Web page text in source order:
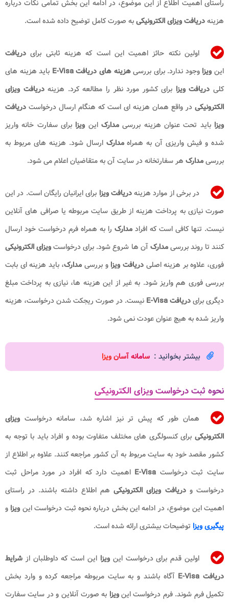
راستای اهمیت اطلاع از این موضوع، در ادامه این بخش تمامی نکات درباره
هزینهدریافت ویزای الکترونیکیبه صورت کامل توضیح داده شده است.
اولین نکته حائز اهمیت این است که هزینه ثابتی برای دریافت
این ویزا وجود ندارد. برای بررسیهزینه های دریافت E-Visa
باید هزینه های
کلی دریافت ویزا برای کشور مورد نظر را مطالعه کرد. هزینهدریافت ویزای
الکترونیکی در واقع همان هزینه ای است که هنگام ارسال درخواست دریافت
ویزاباید تحت عنوان هزینه بررسیمدارکاین ویزا برای سفارت خانه واریز
شده و فیش واریزی آن به همراهمدارک ارسال شود. هزینه های مربوط به
بررسیمدارک هر سفارتخانه در سایت آن به متقاضیان اعلام می شود.
در برخی از موارد هزینهدریافت ویزا برای ایرانیان رایگان است. در این
صورت نیازی به پرداخت هزینه از طریق سایت مربوطه یا صرافی های آنلاین
نیست. تنها کافی است که افراد مدارک را به همراه فرم درخواست خود ارسال
کنند تا روند بررسیمدارکآن ها شروع شود. برای درخواستویزای الکترونیکی
فوری، علاوه بر هزینه اصلیدریافت ویزا و بررسی مدارک، باید هزینه ای بابت
بررسی فوری هم واریز شود. به غیر از این هزینه ها، نیازی به پرداخت مبلغ
دیگری برایدریافت E-Visa
نیست. در صورت ریجکت شدن درخواست، هزینه
واریز شده به هیچ عنوان عودت نمی شود.
بیشتر بخوانید : سامانه آسان ویزا
نحوه ثبت درخواست ویزای الکترونیکی
همان طور که پیش تر نیز اشاره شد، سامانه درخواست ویزای
الکترونیکی برای کنسولگری های مختلف متفاوت بوده و افراد باید با توجه به
کشور مقصد خود به سایت مربوط به آن کشور مراجعه کنند. علاوه بر اطلاع از
سایت ثبت درخواست
اهمیت دارد که افراد در مورد مراحل ثبت
درخواست ودریافت ویزای الکترونیکی هم اطلاع داشته باشند. در راستای
اهمیت این موضوع، در ادامه این بخش درباره نحوه ثبت درخواست این ویزا و
پیگیری ویزا توضیحات بیشتری ارائه شده است.
اولین قدم برای درخواست اینویزا این است که داوطلبان از شرایط
دریافت E-Visa
آگاه باشند و به سایت مربوطه مراجعه کرده و وارد بخش
تکمیل فرم شوند. فرم درخواست اینویزا به صورت آنلاین و در سایت سفارت